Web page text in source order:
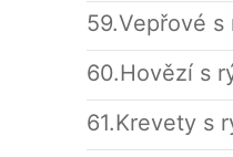
59.Vepřové
60.Hovězí s
61.Krevety s